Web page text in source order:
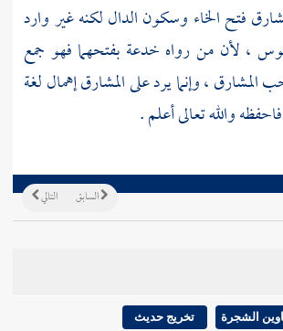
فتح الخاء وسكون الدال لكنه غير وارد
، لأن من رواه خدعة بفتحهما فهو جمع
المشارق ، وإنما يرد على المشارق إهمال لغة
والله تعالى أعلم .
التالي السابق
الشجرة تخريج حديث